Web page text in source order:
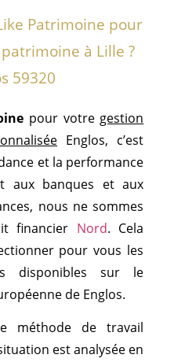
Patrimoine pour
à Lille ?
59320
pour votre gestion
Englos, c’est
et la performance
aux banques et aux
nous ne sommes
financier Nord. Cela
pour vous les
disponibles sur le
de Englos.
méthode de travail
est analysée en